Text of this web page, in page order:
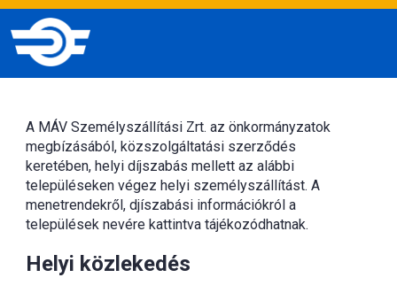
A MÁV Személyszállítási Zrt. az önkormányzatok
megbízásából, közszolgáltatási szerződés
keretében, helyi díjszabás mellett az alábbi
településeken végez helyi személyszállítást. A
menetrendekről, djíszabási információkról a
települések nevére kattintva tájékozódhatnak.
Helyi közlekedés